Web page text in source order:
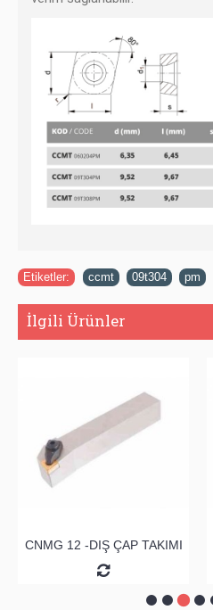
Etiketler: ccmt 09t304 pm
İlgili Ürünler
CNMG 12 -DIŞ ÇAP TAKIMI